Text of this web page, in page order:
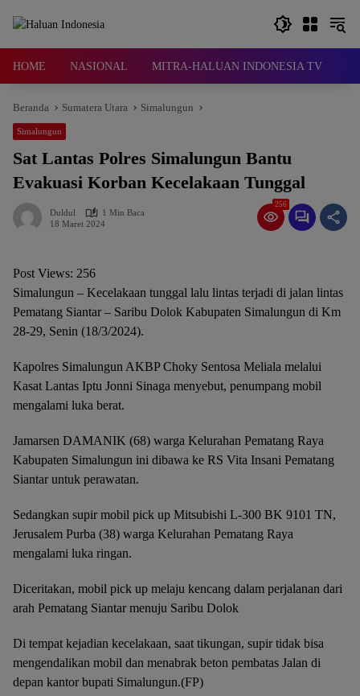
HOME NASIONAL MITRA-HALUAN INDONESIA TV
Beranda Sumatera Utara Simalungun
Simalungun
Sat Lantas Polres Simalungun Bantu
Evakuasi Korban Kecelakaan Tunggal
Duldul
1 Min Baca
18 Maret 2024
256
Post Views: 256
Simalungun – Kecelakaan tunggal lalu lintas terjadi di jalan lintas
Pematang Siantar – Saribu Dolok Kabupaten Simalungun di Km
28-29, Senin (18/3/2024).
Kapolres Simalungun AKBP Choky Sentosa Meliala melalui
Kasat Lantas Iptu Jonni Sinaga menyebut, penumpang mobil
mengalami luka berat.
Jamarsen DAMANIK (68) warga Kelurahan Pematang Raya
Kabupaten Simalungun ini dibawa ke RS Vita Insani Pematang
Siantar untuk perawatan.
Sedangkan supir mobil pick up Mitsubishi L-300 BK 9101 TN,
Jerusalem Purba (38) warga Kelurahan Pematang Raya
mengalami luka ringan.
Diceritakan, mobil pick up melaju kencang dalam perjalanan dari
arah Pematang Siantar menuju Saribu Dolok
Di tempat kejadian kecelakaan, saat tikungan, supir tidak bisa
mengendalikan mobil dan menabrak beton pembatas Jalan di
depan kantor bupati Simalungun.(FP)